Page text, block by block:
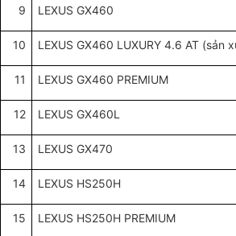
9 LEXUS GX460
10 LEXUS GX460 LUXURY 4.6 AT (sản
11 LEXUS GX460 PREMIUM
12 LEXUS GX460L
13 LEXUS GX470
14 LEXUS HS250H
15 LEXUS HS250H PREMIUM